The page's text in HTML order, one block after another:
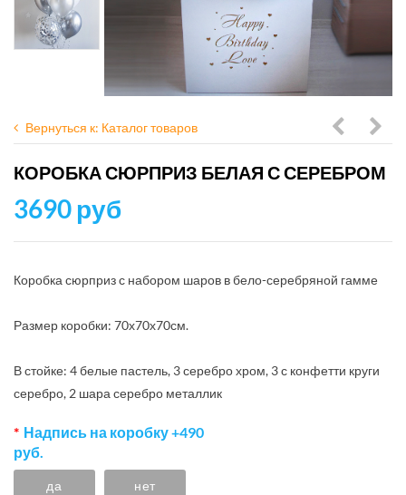
Вернуться к: Каталог товаров
с
МИНИ
с
КОРОБКА СЮРПРИЗ БЕЛАЯ С СЕРЕБРОМ
3690 руб
Коробка сюрприз с набором шаров в бело-серебряной гамме
Размер коробки: 70х70х70см.
В стойке: 4 белые пастель, 3 серебро хром, 3 с конфетти круги
серебро, 2 шара серебро металлик
Надпись на коробку +490
руб.
да нет